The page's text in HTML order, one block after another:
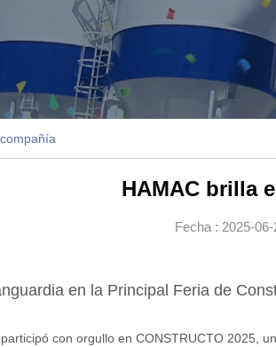
HAMAC brilla
Fecha : 2025-06-
en la Principal Feria de
con orgullo en CONSTRUCTO 2025,